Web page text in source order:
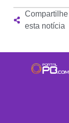
Compartilhe
esta notícia